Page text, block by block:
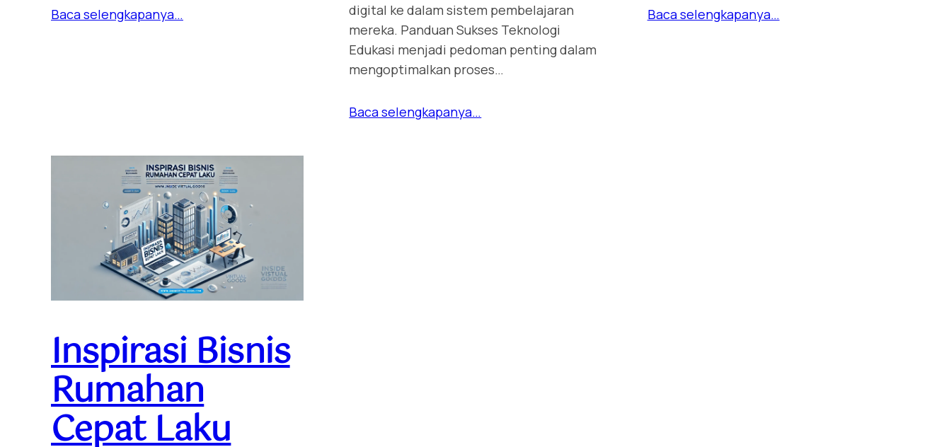
Baca selengkapanya…
digital ke dalam sistem pembelajaran
mereka. Panduan Sukses Teknologi
Edukasi menjadi pedoman penting dalam
mengoptimalkan proses…
Baca selengkapanya…
Baca selengkapanya…
Inspirasi Bisnis
Rumahan
Cepat Laku